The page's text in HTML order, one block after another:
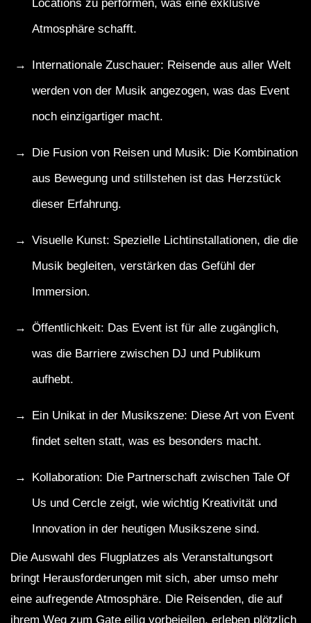
Locations zu performen, was eine exklusive
Atmosphäre schafft.
Internationale Zuschauer: Reisende aus aller Welt
werden von der Musik angezogen, was das Event
noch einzigartiger macht.
Die Fusion von Reisen und Musik: Die Kombination
aus Bewegung und stillstehen ist das Herzstück
dieser Erfahrung.
Visuelle Kunst: Spezielle Lichtinstallationen, die die
Musik begleiten, verstärken das Gefühl der
Immersion.
Öffentlichkeit: Das Event ist für alle zugänglich,
was die Barriere zwischen DJ und Publikum
aufhebt.
Ein Unikat in der Musikszene: Diese Art von Event
findet selten statt, was es besonders macht.
Kollaboration: Die Partnerschaft zwischen Tale Of
Us und Cercle zeigt, wie wichtig Kreativität und
Innovation in der heutigen Musikszene sind.
Die Auswahl des Flugplatzes als Veranstaltungsort
bringt Herausforderungen mit sich, aber umso mehr
eine aufregende Atmosphäre. Die Reisenden, die auf
ihrem Weg zum Gate eilig vorbeieilen, erleben plötzlich